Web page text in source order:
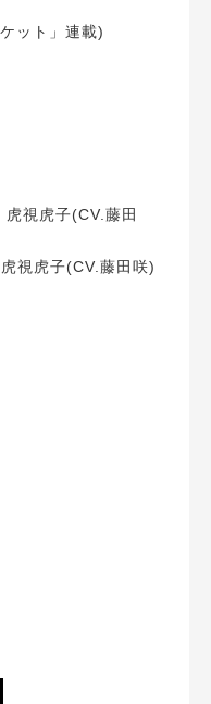
ット」連載)
視虎子(CV.藤田
視虎子(CV.藤田咲)